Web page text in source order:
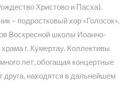
Христово и Пасха).
– подростковый хор «Голосок»,
Воскресной школы Иоанно-
г. Кумертау. Коллективы
лет, обогащая концертные
друга, находятся в дальнейшем